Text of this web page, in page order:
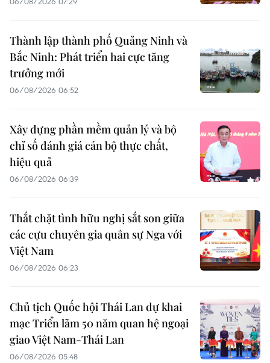
Thành lập thành phố Quảng Ninh và
Bắc Ninh: Phát triển hai cực tăng
trưởng mới
06/08/2026 06:52
Xây dựng phần mềm quản lý và bộ
chỉ số đánh giá cán bộ thực chất,
hiệu quả
06/08/2026 06:39
Thắt chặt tình hữu nghị sắt son giữa
các cựu chuyên gia quân sự Nga với
Việt Nam
06/08/2026 06:23
Chủ tịch Quốc hội Thái Lan dự khai
mạc Triển lãm 50 năm quan hệ ngoại
giao Việt Nam-Thái Lan
06/08/2026 05:48